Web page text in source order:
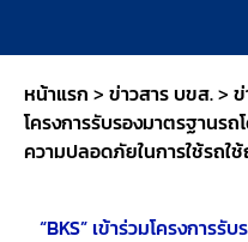
หน้าแรก > ข่าวสาร บขส.>
โครงการรับรองมาตรฐานร
ความปลอดภัยในการใช้รถใ
“BKS” เข้าร่วมโครงการ